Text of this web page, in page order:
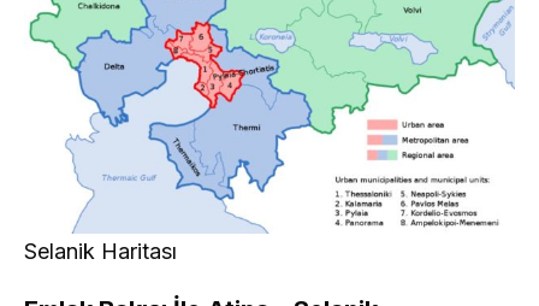
Selanik Haritası